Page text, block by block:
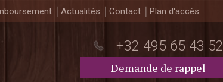
Actualités Contact Plan d'accès
+32 495 65 43 52
Demande de rappel